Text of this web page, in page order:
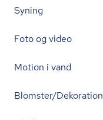
Syning
Foto og video
Motion i vand
Blomster/Dekoration